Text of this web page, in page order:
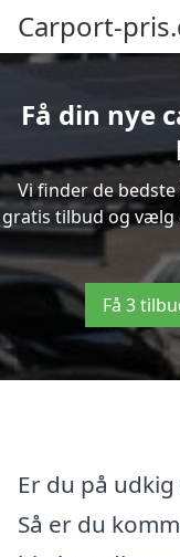
Carport-
Få din nye
Vi finder de
gratis tilbud og vælg
Få 3
Er du på
Så er du